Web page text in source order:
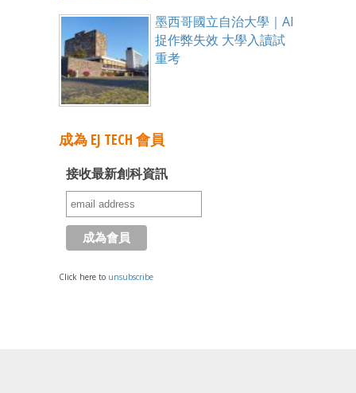
墨西哥國立自治大學｜AI
捉作弊失效 大學入讀試
重考
成為 EJ TECH 會員
接收最新創科資訊
Click here to unsubscribe